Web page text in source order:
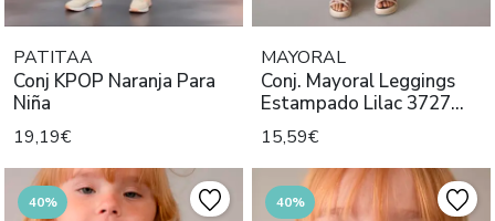
PATITAA
Conj KPOP Naranja Para
Niña
19,19€
MAYORAL
Conj. Mayoral Leggings
Estampado Lilac 3727
Niña
15,59€
40% 40%